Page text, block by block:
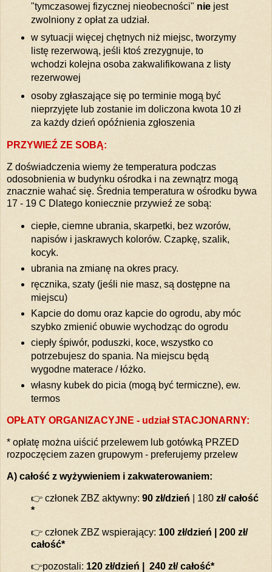
"tymczasowej fizycznej nieobecności" niejest
zwolniony z opłat za udział.
w sytuacji więcej chętnych niż miejsc, tworzymy
listę rezerwową, jeśli ktoś zrezygnuje, to
wchodzi kolejna osoba zakwalifikowana z listy
rezerwowej
osoby zgłaszające się po terminie mogą być
nieprzyjęte lub zostanie im doliczona kwota 10 zł
za każdy dzień opóźnienia zgłoszenia
PRZYWIEŹ ZE SOBĄ:
Z doświadczenia wiemy że temperatura podczas
odosobnienia w budynku ośrodka i na zewnątrz mogą
znacznie wahać się. Średnia temperatura w ośrodku bywa
17 - 19 C Dlatego koniecznie przywieź ze sobą:
ciepłe, ciemne ubrania, skarpetki, bez wzorów,
napisów i jaskrawych kolorów. Czapkę, szalik,
kocyk.
ubrania na zmianę na okres pracy.
ręcznika, szaty (jeśli nie masz, są dostępne na
miejscu)
Kapcie do domu oraz kapcie do ogrodu, aby móc
szybko zmienić obuwie wychodząc do ogrodu
ciepły śpiwór, poduszki, koce, wszystko co
potrzebujesz do spania. Na miejscu będą
wygodne materace / łóżko.
własny kubek do picia (mogą być termiczne), ew.
termos
OPŁATY ORGANIZACYJNE - udział STACJONARNY:
* opłatę można uiścić przelewem lub gotówką PRZED
rozpoczęciem zazen grupowym - preferujemy przelew
A) całość z wyżywieniem i zakwaterowaniem:
👉 członek ZBZ aktywny: 90 zł/dzień | 180 zł/ całość
*
👉 członek ZBZ wspierający: 100 zł/dzień | 200 zł/
całość*
👉pozostali: 120 zł/dzień | 240 zł/ całość*